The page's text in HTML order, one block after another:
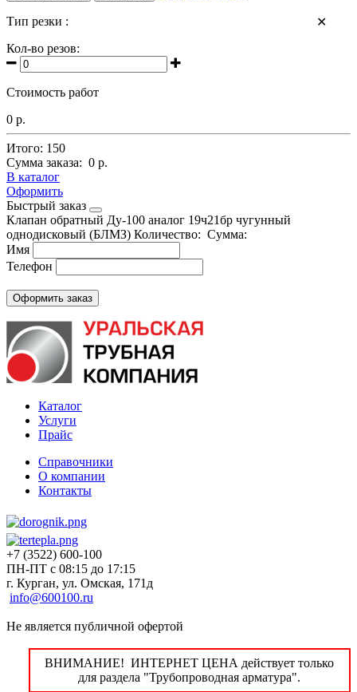
✕
Тип резки :
Кол-во резов:
Стоимость работ
0 р.
Итого: 150
Сумма заказа: 0 р.
В каталог
Оформить
Быстрый заказ
Клапан обратный Ду-100 аналог 19ч21бр чугунный
однодисковый (БЛМЗ) Количество: Сумма:
Имя
Телефон
Каталог
Услуги
Прайс
Справочники
О компании
Контакты
+7 (3522) 600-100
ПН-ПТ с 08:15 до 17:15
г. Курган, ул. Омская, 171д
info@600100.ru
Не является публичной офертой
ВНИМАНИЕ! ИНТЕРНЕТ ЦЕНА действует только
для раздела "Трубопроводная арматура".